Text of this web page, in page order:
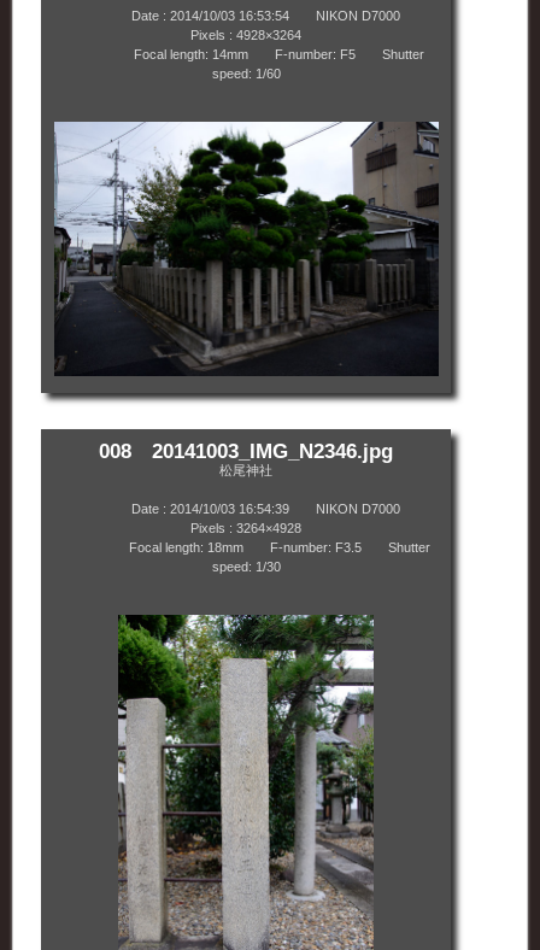
Date : 2014/10/03 16:53:54 NIKON D7000
Pixels : 4928×3264
Focal length: 14mm F-number: F5 Shutter
speed: 1/60
008 20141003_IMG_N2346.jpg
松尾神社
Date : 2014/10/03 16:54:39 NIKON D7000
Pixels : 3264×4928
Focal length: 18mm F-number: F3.5 Shutter
speed: 1/30